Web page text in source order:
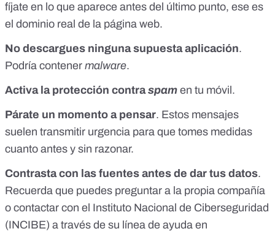
fíjate en lo que aparece antes del último punto, ese es
el dominio real de la página web.
No descargues ninguna supuesta aplicación.
Podría contener malware.
Activa la protección contraspam en tu móvil.
Párate un momento a pensar. Estos mensajes
suelen transmitir urgencia para que tomes medidas
cuanto antes y sin razonar.
Contrasta con las fuentes antes de dar tus datos.
Recuerda que puedes preguntar a la propia compañía
o contactar con el Instituto Nacional de Ciberseguridad
(INCIBE) a través de su línea de ayuda en